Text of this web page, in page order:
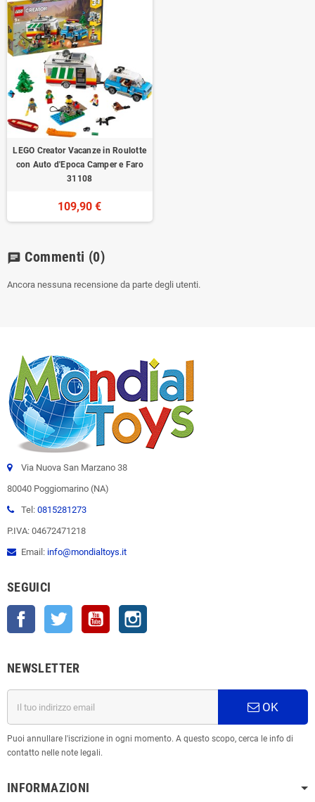
LEGO Creator Vacanze in Roulotte
con Auto d'Epoca Camper e Faro
31108
109,90 €
chat Commenti (0)
Ancora nessuna recensione da parte degli utenti.
Via Nuova San Marzano 38
80040 Poggiomarino (NA)
Tel: 0815281273
P.IVA: 04672471218
Email: info@mondialtoys.it
SEGUICI
Facebook Twitter YouTube
NEWSLETTER
OK
Puoi annullare l'iscrizione in ogni momento. A questo scopo, cerca le info di
contatto nelle note legali.
INFORMAZIONI